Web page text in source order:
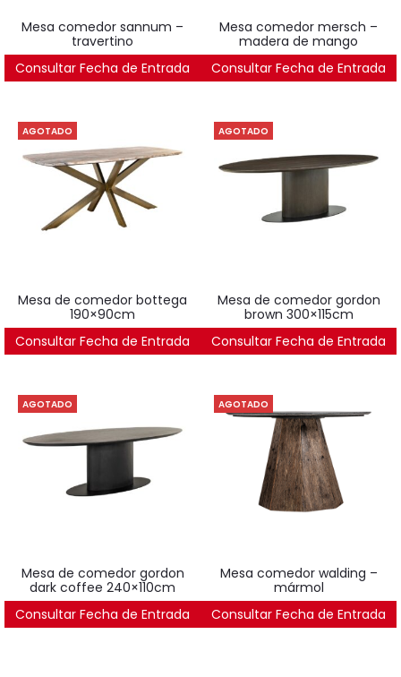
mesa comedor sannum –
travertino
3.395€
Consultar Fecha de Entrada
mesa comedor mersch –
madera de mango
914€
Consultar Fecha de Entrada
AGOTADO
mesa de comedor bottega
190×90cm
1.256€
Consultar Fecha de Entrada
AGOTADO
mesa de comedor gordon
brown 300×115cm
3.928€
Consultar Fecha de Entrada
AGOTADO
mesa de comedor gordon
dark coffee 240×110cm
3.214€
Consultar Fecha de Entrada
AGOTADO
mesa comedor walding –
mármol
1.135€
Consultar Fecha de Entrada